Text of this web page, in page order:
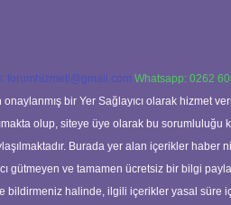
forumhizmeti@gmail.com Whatsapp: 0262
bir Yer Sağlayıcı olarak hizmet
olup, siteye üye olarak bu
Burada yer alan içerikler
ve tamamen ücretsiz bir bilgi
bildirmeniz halinde, ilgili içerikler yasal süre